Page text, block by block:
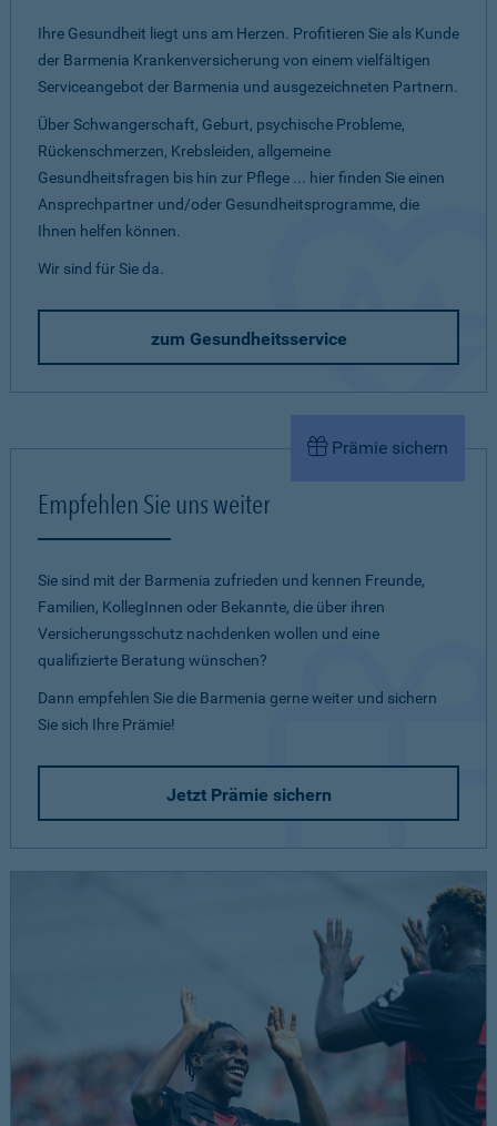
Ihre Gesundheit liegt uns am Herzen. Profitieren Sie als Kunde
der Barmenia Krankenversicherung von einem vielfältigen
Serviceangebot der Barmenia und ausgezeichneten Partnern.
Über Schwangerschaft, Geburt, psychische Probleme,
Rückenschmerzen, Krebsleiden, allgemeine
Gesundheitsfragen bis hin zur Pflege ... hier finden Sie einen
Ansprechpartner und/oder Gesundheitsprogramme, die
Ihnen helfen können.
Wir sind für Sie da.
zum Gesundheitsservice
Prämie sichern
Empfehlen Sie uns weiter
Sie sind mit der Barmenia zufrieden und kennen Freunde,
Familien, KollegInnen oder Bekannte, die über ihren
Versicherungsschutz nachdenken wollen und eine
qualifizierte Beratung wünschen?
Dann empfehlen Sie die Barmenia gerne weiter und sichern
Sie sich Ihre Prämie!
Jetzt Prämie sichern